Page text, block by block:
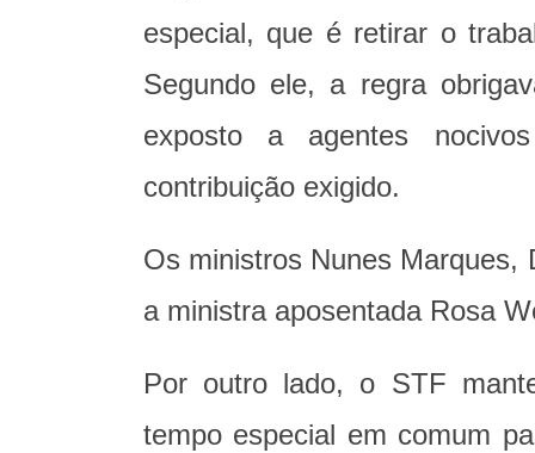
especial, que é retirar o
Segundo ele, a regra
exposto a agentes
contribuição exigido.
Os ministros Nunes Marques,
a ministra aposentada Rosa
Por outro lado, o STF
tempo especial em comum